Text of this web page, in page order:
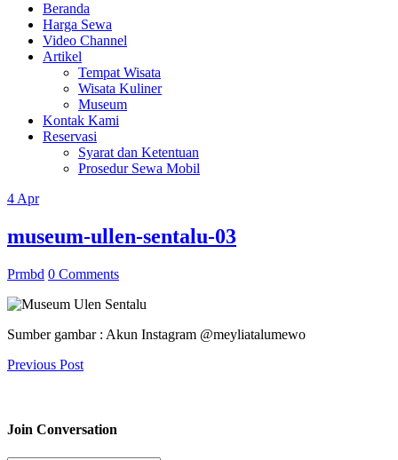
Beranda
Harga Sewa
Video Channel
Artikel
Tempat Wisata
Wisata Kuliner
Museum
Kontak Kami
Reservasi
Syarat dan Ketentuan
Prosedur Sewa Mobil
4 Apr
museum-ullen-sentalu-03
Prmbd 0 Comments
Sumber gambar : Akun Instagram @meyliatalumewo
Previous Post
Join Conversation